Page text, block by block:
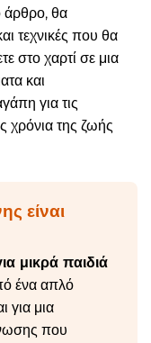
άρθρο, θα
τεχνικές που θα
στο χαρτί σε μια
και
για τις
χρόνια της ζωής
είναι
μικρά παιδιά
ένα απλό
για μια
που